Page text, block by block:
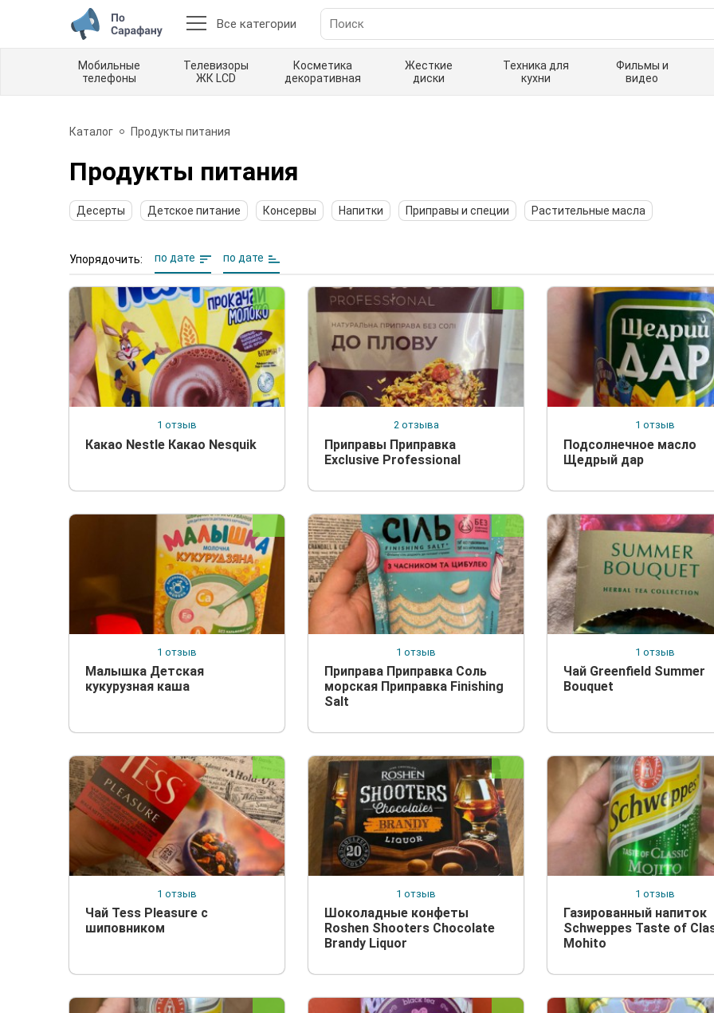
Все категории
Мобильные
телефоны
Телевизоры
ЖК LCD
Косметика
декоративная
Жесткие
диски
Техника для
кухни
Фильмы и
видео
Каталог Продукты питания
Продукты питания
Десерты Детское питание Консервы Напитки Приправы и специи Растительные масла
Упорядочить: по дате по дате
1 отзыв
Какао Nestle Какао Nesquik
2 отзыва
Приправы Приправка
Exclusive Professional
1 отзыв
Подсолнечное масло
Щедрый дар
1 отзыв
Малышка Детская
кукурузная каша
1 отзыв
Приправа Приправка Соль
морская Приправка Finishing
Salt
1 отзыв
Чай Greenfield Summer
Bouquet
1 отзыв
Чай Tess Pleasure с
шиповником
1 отзыв
Шоколадные конфеты
Roshen Shooters Chocolate
Brandy Liquor
1 отзыв
Газированный напиток
Schweppes Taste of
Mohito